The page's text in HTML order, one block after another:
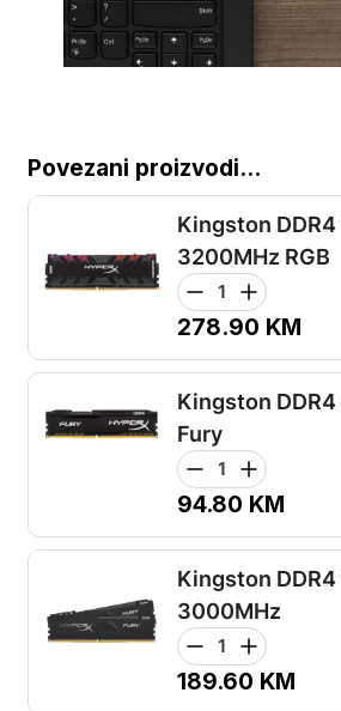
Povezani proizvodi...
Kingston DDR4
3200MHz RGB
278.90 KM
Kingston
Fury
94.80 KM
Kingston DDR4
3000MHz
189.60 KM